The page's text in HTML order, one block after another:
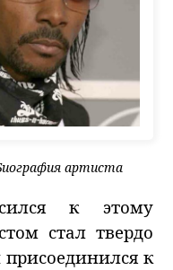
артиста
к этому
стал твердо
к